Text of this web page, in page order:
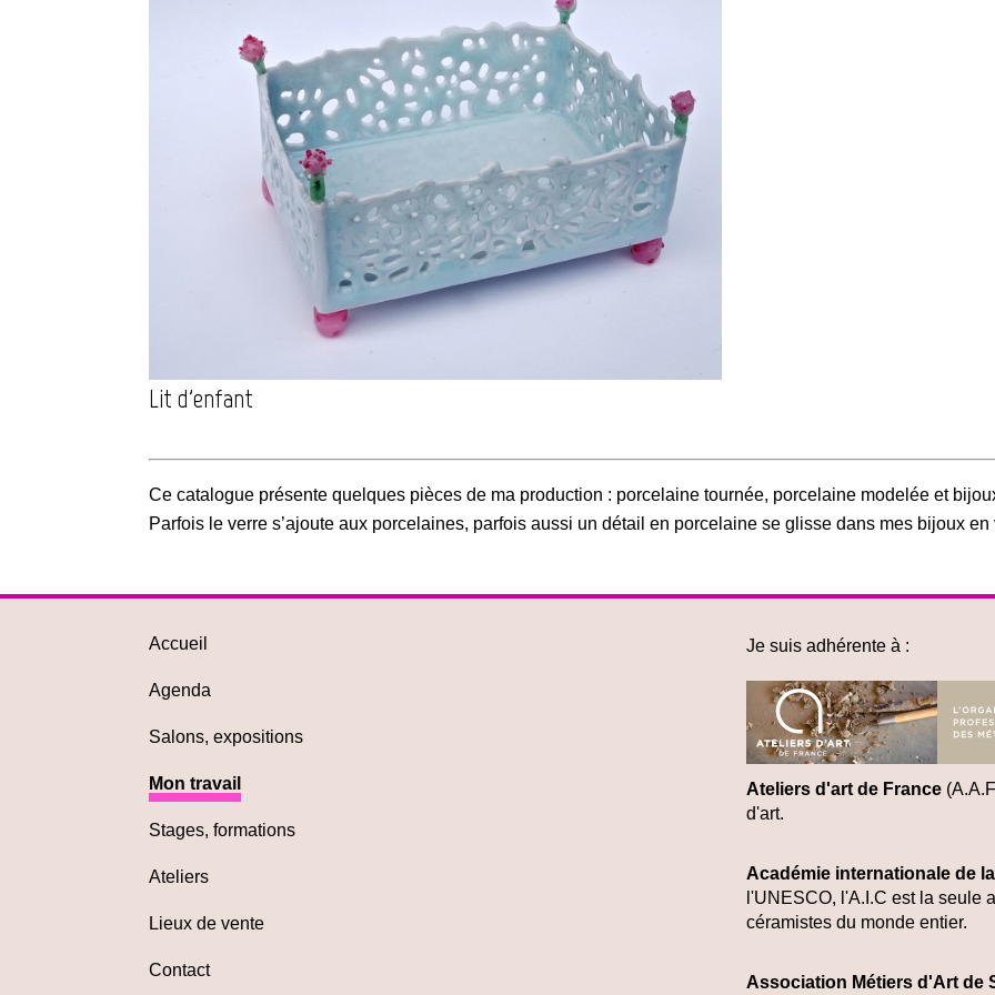
Lit d'enfant
Ce catalogue présente quelques pièces de ma production : porcelaine tournée, porcelaine modelée et
Parfois le verre s’ajoute aux porcelaines, parfois aussi un détail en porcelaine se glisse dans mes bijoux en
Accueil
Agenda
Salons, expositions
Mon travail
Stages, formations
Ateliers
Lieux de vente
Contact
Je suis adhérente à :
Ateliers d'art de France
d'art.
Académie internationale de
l'UNESCO, l'A.I.C est la seule
céramistes du monde entier.
Association Métiers d'Art de